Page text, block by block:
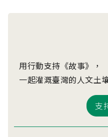
用行動支持《故事》，
一起灌溉臺灣的人文土
支